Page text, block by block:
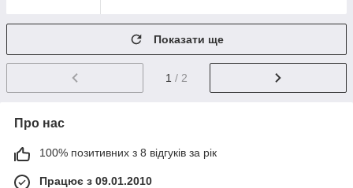
Показати ще
1 / 2
Про нас
100% позитивних з 8 відгуків за рік
Працює з 09.01.2010